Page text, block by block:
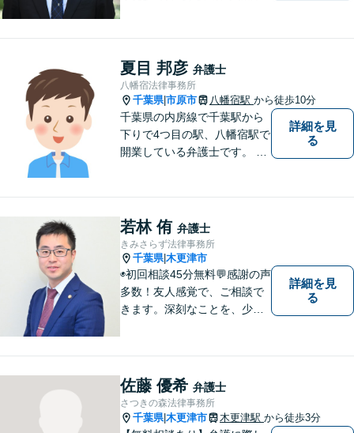
す。
夏目 邦彦 弁護士
八幡宿法律事務所
千葉県|市原市 八幡宿駅 から徒歩10分
千葉県の内房線で千葉駅から
下りで4つ目の駅、八幡宿駅で
開業している弁護士です。 八
おります。
詳細を見
る
若林 侑 弁護士
きみさらず法律事務所
千葉県|木更津市
◉初回相談45分無料💬感謝の声
多数！友人感覚で、ご相談で
きます。深刻なことを、少し
でいられるよう、あえて私服
で勤務しています。お客様全
員に担当事務をつけ、スムー
ズな連絡を徹底◉
詳細を見
る
佐藤 優希 弁護士
さつきの森法律事務所
千葉県|木更津市 木更津駅 から徒歩3分